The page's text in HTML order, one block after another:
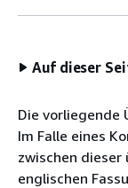
Auf dieser
Die vorliegende
Im Falle eines
zwischen
englischen